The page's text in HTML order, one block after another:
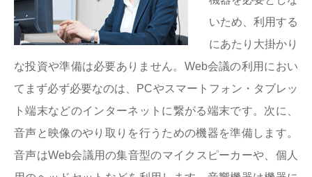
いため、利用する
にあたり大掛かり
な投資や準備は必要ありません。Web会議の利用におい
てまず必ず必要なのは、PCやスマートフォン・タブレッ
ト端末などのインターネットに繋がる端末です。次に、
音声と映像のやり取りを行うための機器を準備します。
音声はWeb会議用の集音型のマイクスピーカーや、個人